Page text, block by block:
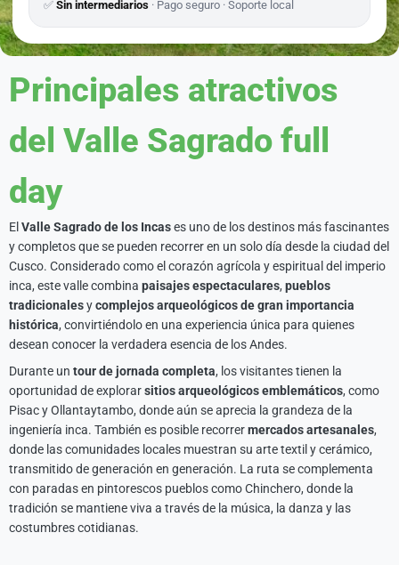
✅ Sin intermediarios · Pago seguro · Soporte local
Principales atractivos
del Valle Sagrado full
day
El Valle Sagrado de los Incases uno de los destinos más fascinantes
y completos que se pueden recorrer en un solo día desde la ciudad del
Cusco. Considerado como el corazón agrícola y espiritual del imperio
inca, este valle combina paisajes espectaculares, pueblos
tradicionalesycomplejos arqueológicos de gran importancia
histórica, convirtiéndolo en una experiencia única para quienes
desean conocer la verdadera esencia de los Andes.
Durante un tour de jornada completa, los visitantes tienen la
oportunidad de explorarsitios arqueológicos emblemáticos, como
Pisac y Ollantaytambo, donde aún se aprecia la grandeza de la
ingeniería inca. También es posible recorrermercados artesanales,
donde las comunidades locales muestran su arte textil y cerámico,
transmitido de generación en generación. La ruta se complementa
con paradas en pintorescos pueblos como Chinchero, donde la
tradición se mantiene viva a través de la música, la danza y las
costumbres cotidianas.